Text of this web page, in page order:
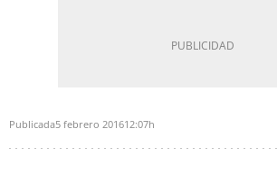
Publicada5 febrero 201612:07h